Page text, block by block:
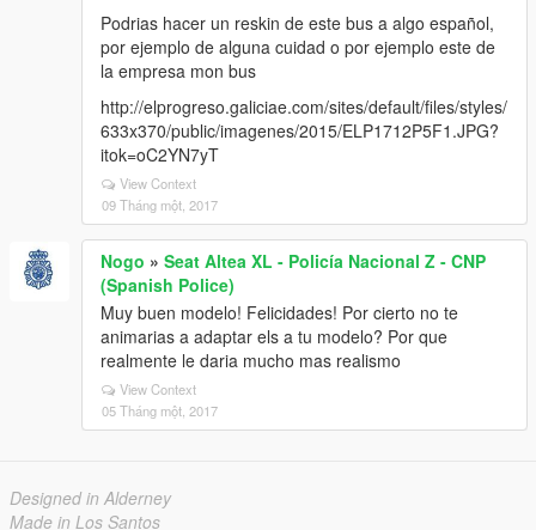
Podrias hacer un reskin de este bus a algo español,
por ejemplo de alguna cuidad o por ejemplo este de
la empresa mon bus
http://elprogreso.galiciae.com/sites/default/files/styles/
633x370/public/imagenes/2015/ELP1712P5F1.JPG?
itok=oC2YN7yT
View Context
09 Tháng một, 2017
Nogo » Seat Altea XL - Policía Nacional Z - CNP
(Spanish Police)
Muy buen modelo! Felicidades! Por cierto no te
animarias a adaptar els a tu modelo? Por que
realmente le daria mucho mas realismo
View Context
05 Tháng một, 2017
Designed in Alderney
Made in Los Santos